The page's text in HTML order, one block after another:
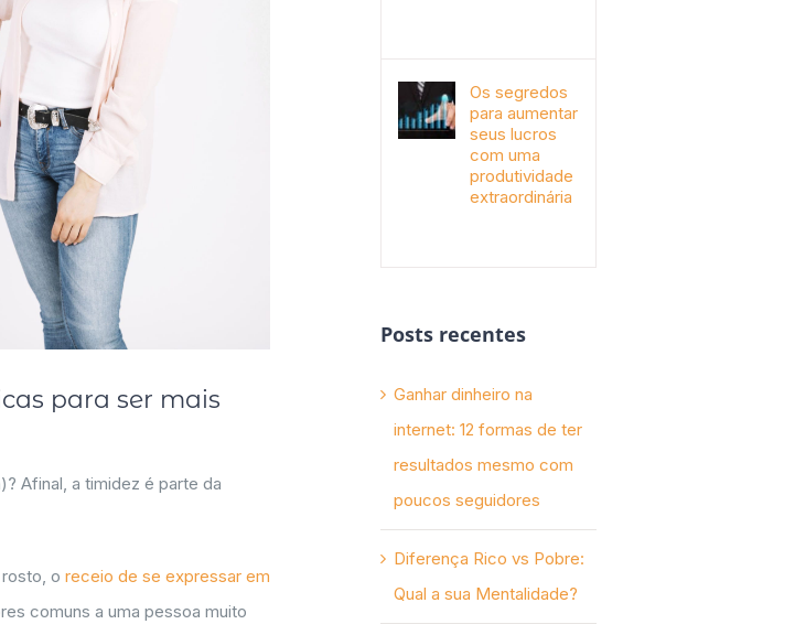
para ser mais
Afinal, a timidez é parte da
o receio de se expressar em
comuns a uma pessoa muito
Os segredos
para aumentar
seus lucros
com uma
produtividade
extraordinária
Posts recentes
Ganhar dinheiro na
internet: 12 formas de ter
resultados mesmo com
poucos seguidores
Diferença Rico vs Pobre:
Qual a sua Mentalidade?